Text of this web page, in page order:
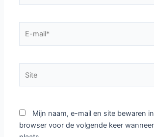
mail*
Mijn naam, e-mail en site bewaren
browser voor de volgende keer